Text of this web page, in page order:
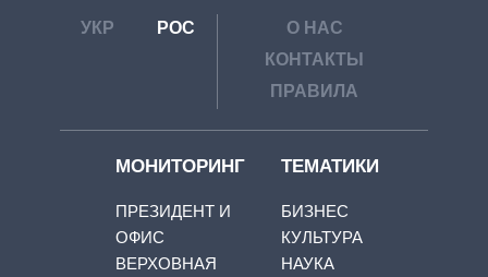
УКР РОС
О НАС
КОНТАКТЫ
ПРАВИЛА
МОНИТОРИНГ
ПРЕЗИДЕНТ И
ОФИС
ВЕРХОВНАЯ
ТЕМАТИКИ
БИЗНЕС
КУЛЬТУРА
НАУКА